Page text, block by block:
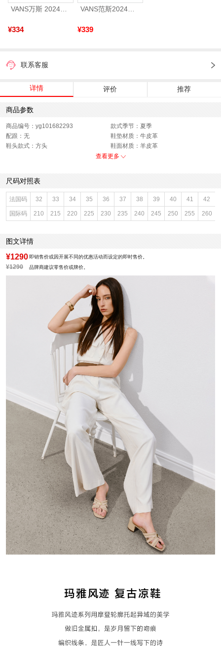
VANS万斯 2024年新款中性OldSkool帆布鞋/硫化鞋VN000D3HY28（延续款）
¥334
VANS范斯2024中性SK8-HiCL帆布鞋/硫化鞋VN000D5IB8C
¥339
联系客服
详情 评价 推荐
商品参数
商品编号：yg101682293
款式季节：夏季
配跟：无
鞋垫材质：牛皮革
鞋头款式：方头
鞋面材质：羊皮革
参考鞋长(女)：23CM
鞋跟形状：粗跟
性别：女子
皮质特征：绒面皮
上市时间：2026年夏季
鞋底材质：橡胶底
参考鞋宽(女)：8.5CM
里料材质：牛皮革
色系：米色
鞋类流行款式：凉拖鞋
风格：时尚潮流
查看更多
尺码对照表
法国码 32 33 34 35 36 37 38 39 40 41 42
国际码 210 215 220 225 230 235 240 245 250 255 260
图文详情
¥1290 即销售价或因开展不同的优惠活动而设定的即时售价。
¥1290 品牌商建议零售价或牌价。